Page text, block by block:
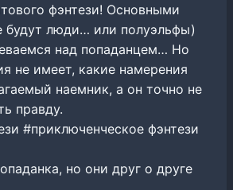
фэнтези! Основными
будут люди… или полуэльфы)
над попаданцем… Но
не имеет, какие намерения
наемник, а он точно не
правду.
#приключенческое фэнтези
но они друг о друге